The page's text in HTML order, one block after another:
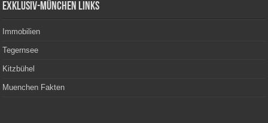
Exklusiv-München Links
Immobilien
Tegernsee
Kitzbühel
Muenchen Fakten